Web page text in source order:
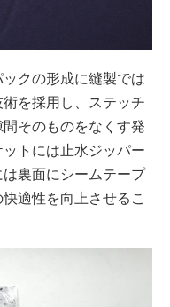
クの形成に縫製では
を採用し、ステッチ
そのものをなくす発
トには止水ジッパー
裏面にシームテープ
適性を向上させるこ